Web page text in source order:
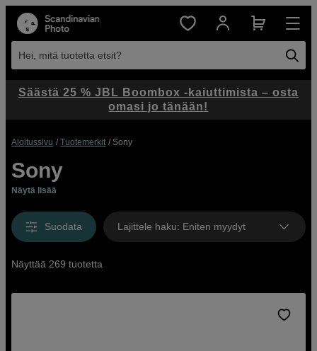
Hei, mitä tuotetta etsit?
Aloitussivu Tuotemerkit Sony
Sony
Näytä lisää
Suodata Lajittele haku: Eniten myydyt
Näyttää 269 tuotetta
Säästä 25 % JBL Boombox -kaiuttimista – osta
omasi jo tänään!